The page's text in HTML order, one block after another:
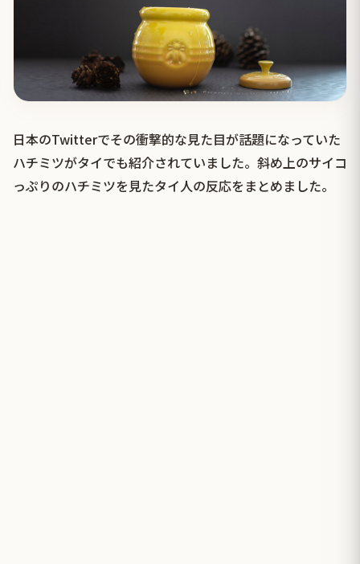
日本のTwitterでその衝撃的な見た目が話題になっていた
ハチミツがタイでも紹介されていました。斜め上のサイコ
っぷりのハチミツを見たタイ人の反応をまとめました。